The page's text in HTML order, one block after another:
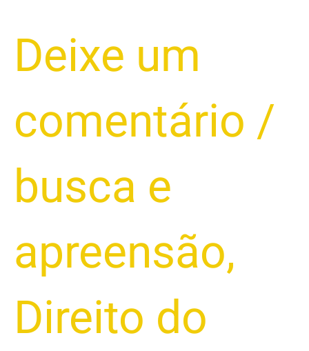
Deixe um
comentário /
busca e
apreensão,
Direito do